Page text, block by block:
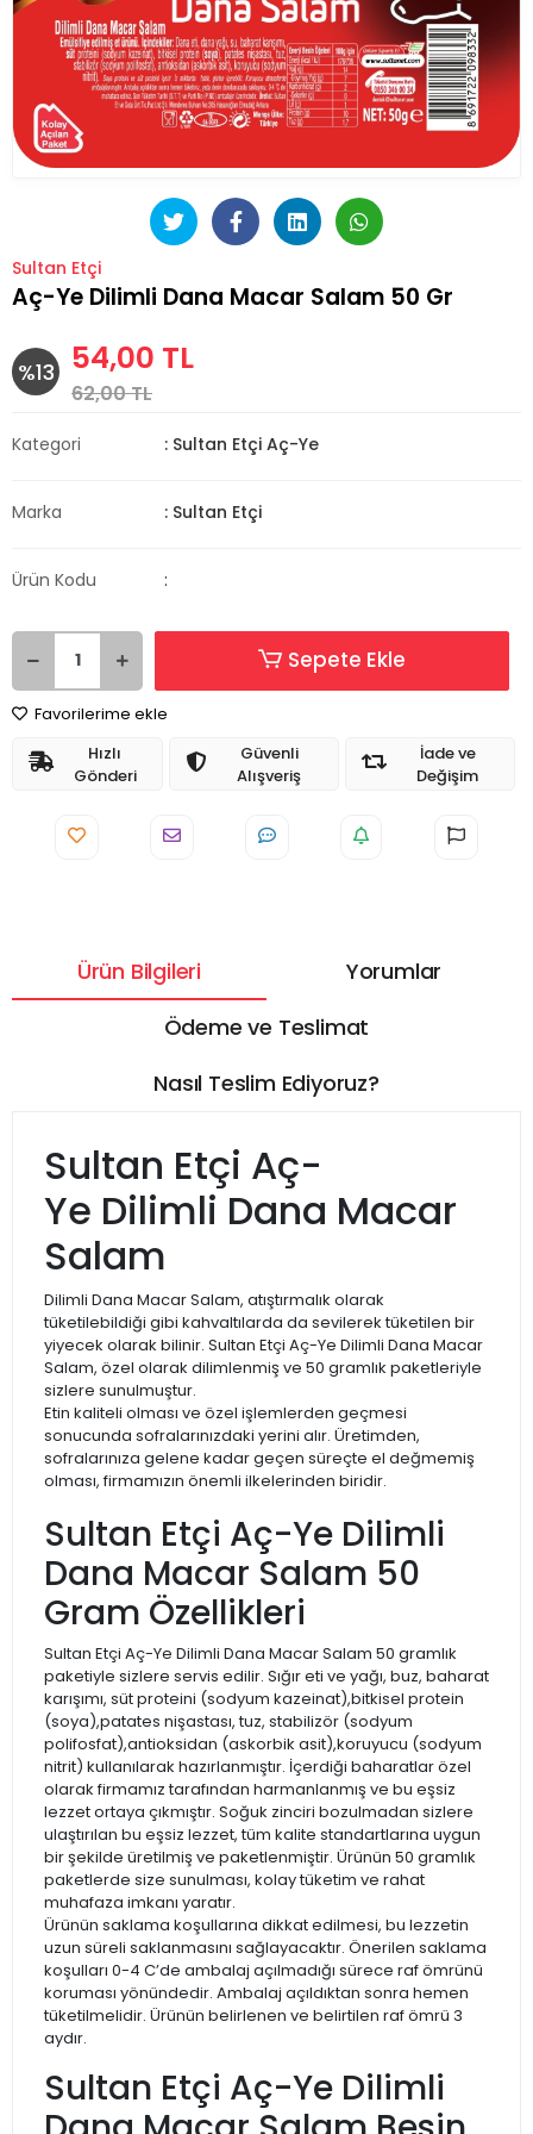
Sultan Etçi
Aç-Ye Dilimli Dana Macar Salam 50 Gr
%13 54,00 TL
62,00 TL
Kategori : Sultan Etçi Aç-Ye
Marka : Sultan Etçi
Ürün Kodu :
Sepete Ekle
Favorilerime ekle
Hızlı
Gönderi
Güvenli
Alışveriş
İade ve
Değişim
Ürün Bilgileri
Yorumlar
Ödeme ve Teslimat
Nasıl Teslim Ediyoruz?
Sultan Etçi Aç-
Ye Dilimli Dana Macar
Salam
Dilimli Dana Macar Salam, atıştırmalık olarak
tüketilebildiği gibi kahvaltılarda da sevilerek tüketilen bir
yiyecek olarak bilinir. Sultan Etçi Aç-Ye Dilimli Dana Macar
Salam, özel olarak dilimlenmiş ve 50 gramlık paketleriyle
sizlere sunulmuştur.
Etin kaliteli olması ve özel işlemlerden geçmesi
sonucunda sofralarınızdaki yerini alır. Üretimden,
sofralarınıza gelene kadar geçen süreçte el değmemiş
olması, firmamızın önemli ilkelerinden biridir.
Sultan Etçi Aç-Ye Dilimli
Dana Macar Salam 50
Gram Özellikleri
Sultan Etçi Aç-Ye Dilimli Dana Macar Salam 50 gramlık
paketiyle sizlere servis edilir. Sığır eti ve yağı, buz, baharat
karışımı, süt proteini (sodyum kazeinat),bitkisel protein
(soya),patates nişastası, tuz, stabilizör (sodyum
polifosfat),antioksidan (askorbik asit),koruyucu (sodyum
nitrit) kullanılarak hazırlanmıştır. İçerdiği baharatlar özel
olarak firmamız tarafından harmanlanmış ve bu eşsiz
lezzet ortaya çıkmıştır. Soğuk zinciri bozulmadan sizlere
ulaştırılan bu eşsiz lezzet, tüm kalite standartlarına uygun
bir şekilde üretilmiş ve paketlenmiştir. Ürünün 50 gramlık
paketlerde size sunulması, kolay tüketim ve rahat
muhafaza imkanı yaratır.
Ürünün saklama koşullarına dikkat edilmesi, bu lezzetin
uzun süreli saklanmasını sağlayacaktır. Önerilen saklama
koşulları 0-4 C’de ambalaj açılmadığı sürece raf ömrünü
koruması yönündedir. Ambalaj açıldıktan sonra hemen
tüketilmelidir. Ürünün belirlenen ve belirtilen raf ömrü 3
aydır.
Sultan Etçi Aç-Ye Dilimli